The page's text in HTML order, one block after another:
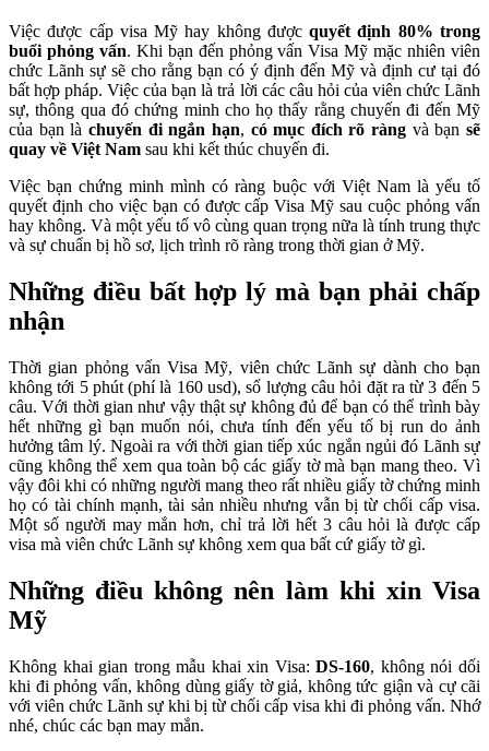
Việc được cấp visa Mỹ hay không đượcquyết định 80% trong
buổi phỏng vấn. Khi bạn đến phỏng vấn Visa Mỹ mặc nhiên viên
chức Lãnh sự sẽ cho rằng bạn có ý định đến Mỹ và định cư tại đó
bất hợp pháp. Việc của bạn là trả lời các câu hỏi của viên chức Lãnh
sự, thông qua đó chứng minh cho họ thấy rằng chuyến đi đến Mỹ
của bạn là chuyến đi ngắn hạn, có mục đích rõ ràng và bạnsẽ
quay về Việt Nam sau khi kết thúc chuyến đi.
Việc bạn chứng minh mình có ràng buộc với Việt Nam là yếu tố
quyết định cho việc bạn có được cấp Visa Mỹ sau cuộc phỏng vấn
hay không. Và một yếu tố vô cùng quan trọng nữa là tính trung thực
và sự chuẩn bị hồ sơ, lịch trình rõ ràng trong thời gian ở Mỹ.
Những điều bất hợp lý mà bạn phải chấp
nhận
Thời gian phỏng vấn Visa Mỹ, viên chức Lãnh sự dành cho bạn
không tới 5 phút (phí là 160 usd), số lượng câu hỏi đặt ra từ 3 đến 5
câu. Với thời gian như vậy thật sự không đủ để bạn có thể trình bày
hết những gì bạn muốn nói, chưa tính đến yếu tố bị run do ảnh
hưởng tâm lý. Ngoài ra với thời gian tiếp xúc ngắn ngủi đó Lãnh sự
cũng không thể xem qua toàn bộ các giấy tờ mà bạn mang theo. Vì
vậy đôi khi có những người mang theo rất nhiều giấy tờ chứng minh
họ có tài chính mạnh, tài sản nhiều nhưng vẫn bị từ chối cấp visa.
Một số người may mắn hơn, chỉ trả lời hết 3 câu hỏi là được cấp
visa mà viên chức Lãnh sự không xem qua bất cứ giấy tờ gì.
Những điều không nên làm khi xin Visa
Mỹ
Không khai gian trong mẫu khai xin Visa:DS-160, không nói dối
khi đi phỏng vấn, không dùng giấy tờ giả, không tức giận và cự cãi
với viên chức Lãnh sự khi bị từ chối cấp visa khi đi phỏng vấn. Nhớ
nhé, chúc các bạn may mắn.